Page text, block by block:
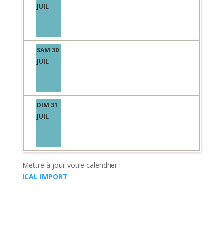
JUIL
SAM 30
JUIL
DIM 31
JUIL
Mettre à jour votre calendrier :
ICAL IMPORT